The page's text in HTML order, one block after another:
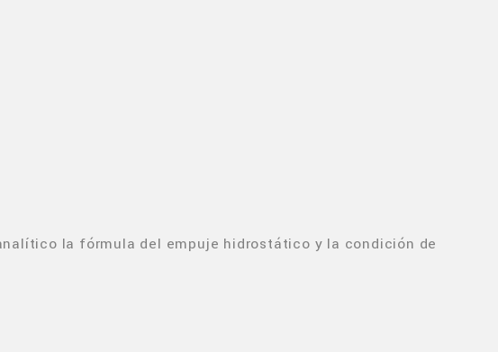
la fórmula del empuje hidrostático y la condición de